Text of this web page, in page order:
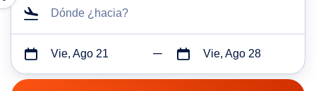
Dónde ¿hacia?
Vie, Ago 21 Vie, Ago 28